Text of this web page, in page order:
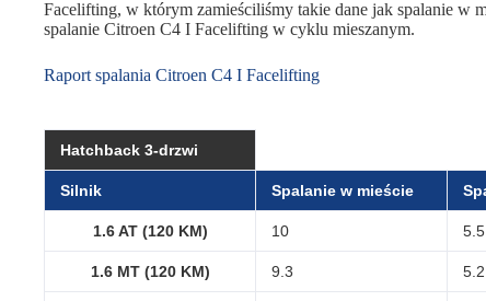
Facelifting, w którym zamieściliśmy takie dane jak spalanie w
spalanie Citroen C4 I Facelifting w cyklu mieszanym.
Raport spalania Citroen C4 I Facelifting
Hatchback 3-drzwi
Silnik Spalanie w mieście
1.6 AT (120 KM) 10 5.5
1.6 MT (120 KM) 9.3 5.2